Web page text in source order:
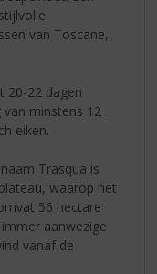
van Toscane,
20-22 dagen
minstens 12
eiken.
Trasqua is
waarop het
56 hectare
aanwezige
vanaf de